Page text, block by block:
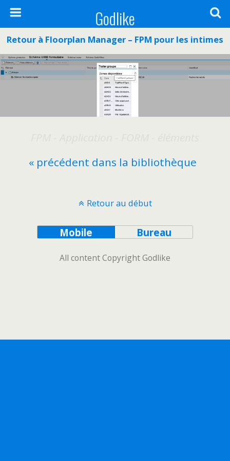
Godlike
Retour à Floorplan Manager – FPM pour les intimes
« précédent dans la bibliothèque
Retour au début
Mobile Bureau
All content Copyright Godlike